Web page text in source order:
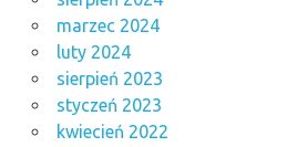
marzec 2024
luty 2024
sierpień 2023
styczeń 2023
kwiecień 2022